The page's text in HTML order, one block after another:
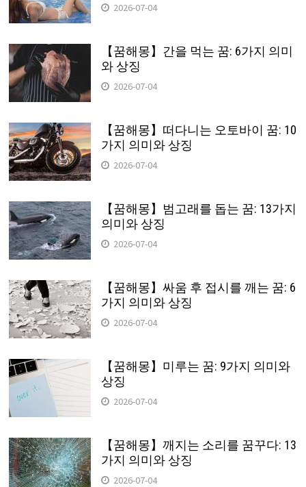
2026-07-04
【꿈해몽】간을 먹는 꿈: 6가지 의미
와 상징
2026-07-04
【꿈해몽】떠다니는 오토바이 꿈: 10
가지 의미와 상징
2026-07-04
【꿈해몽】범고래를 돕는 꿈: 13가지
의미와 상징
2026-07-04
【꿈해몽】싸움 후 접시를 깨는 꿈: 6
가지 의미와 상징
2026-07-04
【꿈해몽】미루는 꿈: 9가지 의미와
상징
2026-07-04
【꿈해몽】깨지는 소리를 꿈꾸다: 13
가지 의미와 상징
2026-07-04